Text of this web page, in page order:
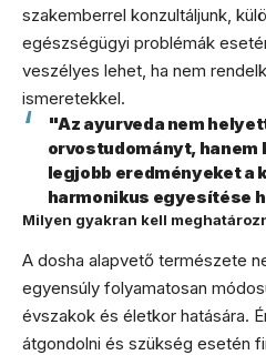
szakemberrel konzultáljunk,
egészségügyi problémák
veszélyes lehet, ha nem
ismeretekkel.
"Az ayurveda nem
orvostudományt, hanem
legjobb eredményeket a
harmonikus egyesítése
Milyen gyakran kell
A dosha alapvető természete
egyensúly folyamatosan
évszakok és életkor hatására.
átgondolni és szükség esetén